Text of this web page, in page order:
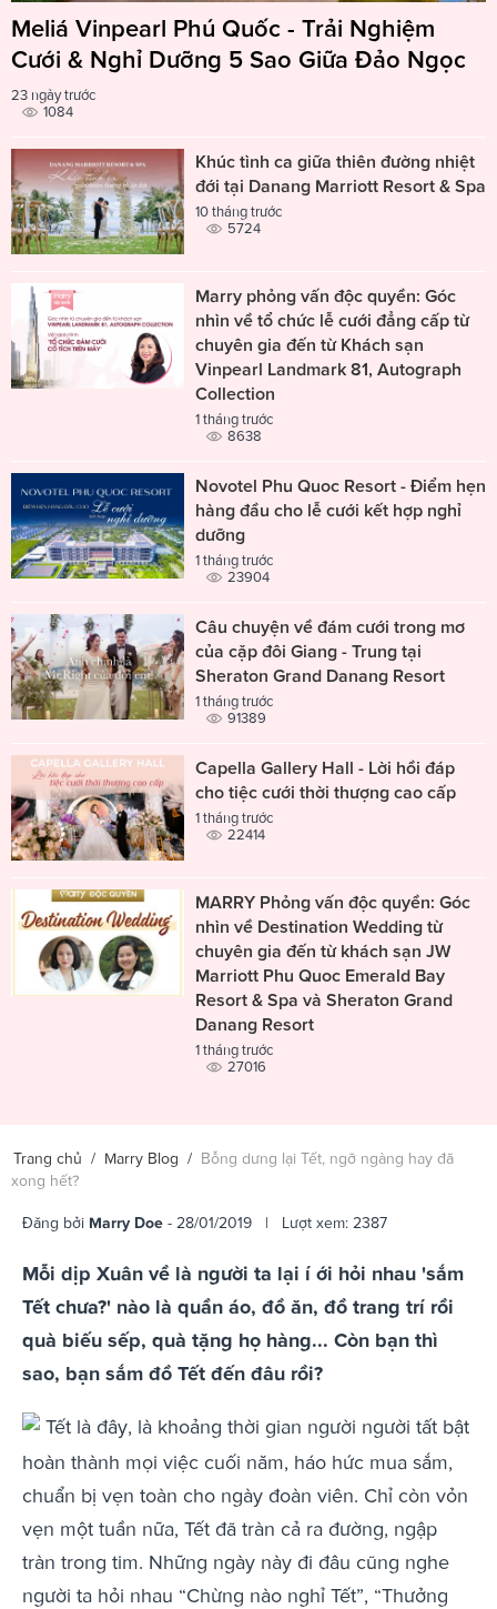
Meliá Vinpearl Phú Quốc - Trải Nghiệm
Cưới & Nghỉ Dưỡng 5 Sao Giữa Đảo Ngọc
23 ngày trước
1084
Khúc tình ca giữa thiên đường nhiệt
đới tại Danang Marriott Resort & Spa
10 tháng trước
5724
Marry phỏng vấn độc quyền: Góc
nhìn về tổ chức lễ cưới đẳng cấp từ
chuyên gia đến từ Khách sạn
Vinpearl Landmark 81, Autograph
Collection
1 tháng trước
8638
Novotel Phu Quoc Resort - Điểm hẹn
hàng đầu cho lễ cưới kết hợp nghỉ
dưỡng
1 tháng trước
23904
Câu chuyện về đám cưới trong mơ
của cặp đôi Giang - Trung tại
Sheraton Grand Danang Resort
1 tháng trước
91389
Capella Gallery Hall - Lời hồi đáp
cho tiệc cưới thời thượng cao cấp
1 tháng trước
22414
MARRY Phỏng vấn độc quyền: Góc
nhìn về Destination Wedding từ
chuyên gia đến từ khách sạn JW
Marriott Phu Quoc Emerald Bay
Resort & Spa và Sheraton Grand
Danang Resort
1 tháng trước
27016
Trang chủ / Marry Blog / Bỗng dưng lại Tết, ngỡ ngàng hay đã
xong hết?
Đăng bởi Marry Doe - 28/01/2019 | Lượt xem: 2387
Mỗi dịp Xuân về là người ta lại í ới hỏi nhau 'sắm
Tết chưa?' nào là quần áo, đồ ăn, đồ trang trí rồi
quà biếu sếp, quà tặng họ hàng... Còn bạn thì
sao, bạn sắm đồ Tết đến đâu rồi?
Tết là đây, là khoảng thời gian người người tất bật
hoàn thành mọi việc cuối năm, háo hức mua sắm,
chuẩn bị vẹn toàn cho ngày đoàn viên. Chỉ còn vỏn
vẹn một tuần nữa, Tết đã tràn cả ra đường, ngập
tràn trong tim. Những ngày này đi đâu cũng nghe
người ta hỏi nhau “Chừng nào nghỉ Tết”, “Thưởng